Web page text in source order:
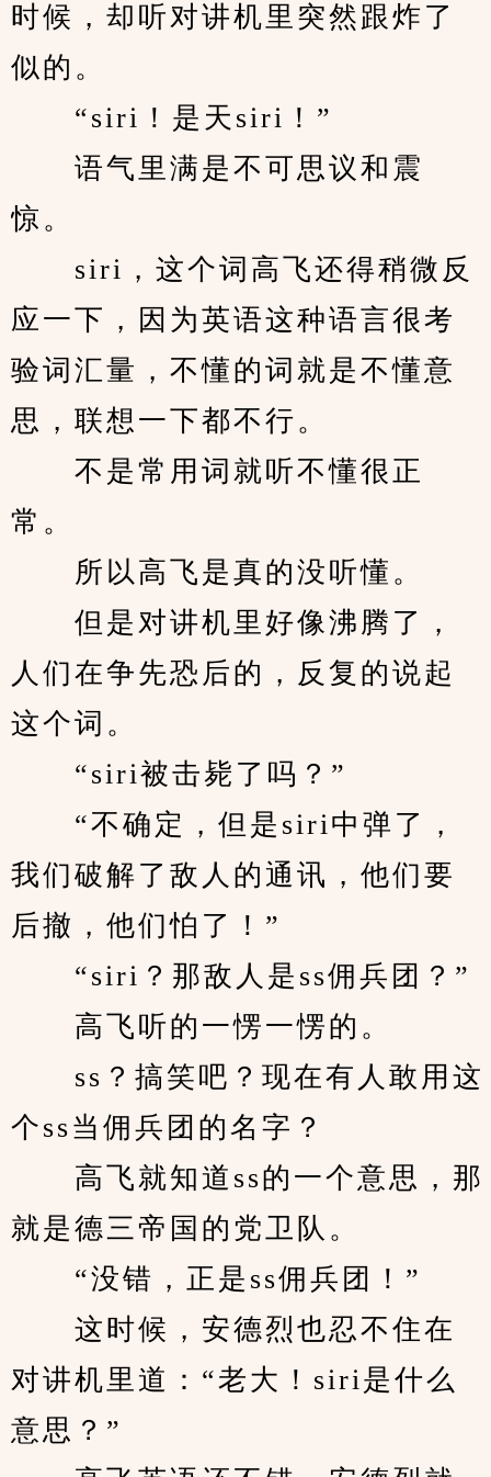
时候，却听对讲机里突然跟炸了
似的。
“siri！是天siri！”
语气里满是不可思议和震
惊。
siri，这个词高飞还得稍微反
应一下，因为英语这种语言很考
验词汇量，不懂的词就是不懂意
思，联想一下都不行。
不是常用词就听不懂很正
常。
所以高飞是真的没听懂。
但是对讲机里好像沸腾了，
人们在争先恐后的，反复的说起
这个词。
“siri被击毙了吗？”
“不确定，但是siri中弹了，
我们破解了敌人的通讯，他们要
后撤，他们怕了！”
“siri？那敌人是ss佣兵团？”
高飞听的一愣一愣的。
ss？搞笑吧？现在有人敢用这
个ss当佣兵团的名字？
高飞就知道ss的一个意思，那
就是德三帝国的党卫队。
“没错，正是ss佣兵团！”
这时候，安德烈也忍不住在
对讲机里道：“老大！siri是什么
意思？”